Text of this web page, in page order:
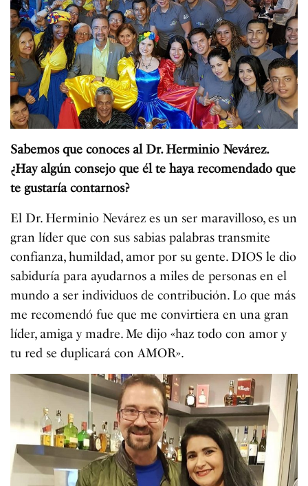
Sabemos que conoces al Dr. Herminio Nevárez.
¿Hay algún consejo que él te haya recomendado que
te gustaría contarnos?
El Dr. Herminio Nevárez es un ser maravilloso, es un
gran líder que con sus sabias palabras transmite
confianza, humildad, amor por su gente. DIOS le dio
sabiduría para ayudarnos a miles de personas en el
mundo a ser individuos de contribución. Lo que más
me recomendó fue que me convirtiera en una gran
líder, amiga y madre. Me dijo «haz todo con amor y
tu red se duplicará con AMOR».